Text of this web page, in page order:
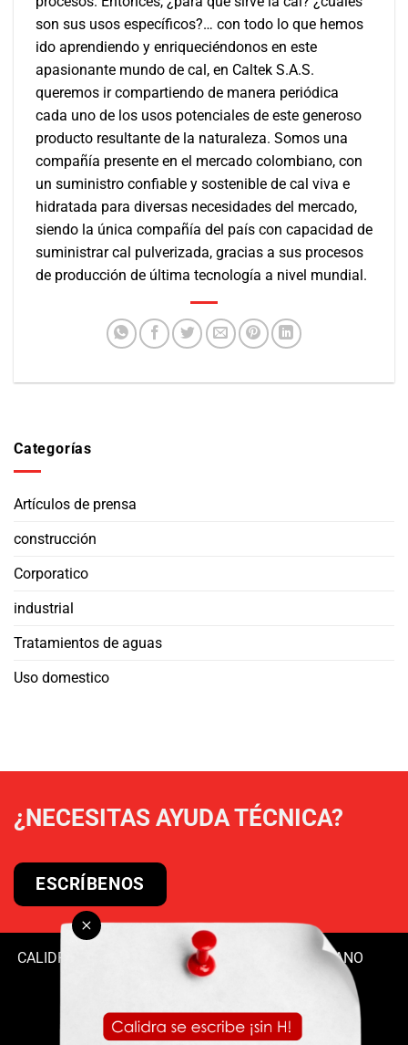
son sus usos específicos?… con todo lo que hemos
ido aprendiendo y enriqueciéndonos en este
apasionante mundo de cal, en Caltek S.A.S.
queremos ir compartiendo de manera periódica
cada uno de los usos potenciales de este generoso
producto resultante de la naturaleza. Somos una
compañía presente en el mercado colombiano, con
un suministro confiable y sostenible de cal viva e
hidratada para diversas necesidades del mercado,
siendo la única compañía del país con capacidad de
suministrar cal pulverizada, gracias a sus procesos
de producción de última tecnología a nivel mundial.
Categorías
Artículos de prensa
construcción
Corporatico
industrial
Tratamientos de aguas
Uso domestico
¿NECESITAS AYUDA TÉCNICA?
ESCRÍBENOS
CALIDRA PRODUCTOS CONTÁCTANO
Cal Hidratada-Cal Viva